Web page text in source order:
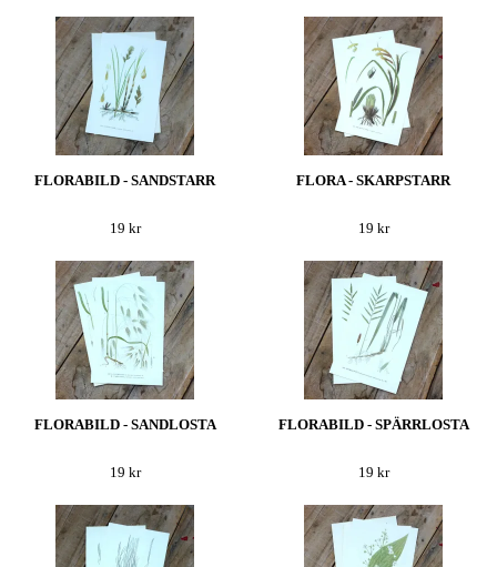
FLORABILD - SANDSTARR
19 kr
FLORA - SKARPSTARR
19 kr
FLORABILD - SANDLOSTA
19 kr
FLORABILD - SPÄRRLOSTA
19 kr